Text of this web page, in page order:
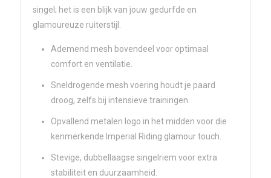
singel; het is een blijk van jouw gedurfde en
glamoureuze ruiterstijl.
Ademend mesh bovendeel voor optimaal
comfort en ventilatie.
Sneldrogende mesh voering houdt je paard
droog, zelfs bij intensieve trainingen.
Opvallend metalen logo in het midden voor die
kenmerkende Imperial Riding glamour touch.
Stevige, dubbellaagse singelriem voor extra
stabiliteit en duurzaamheid.